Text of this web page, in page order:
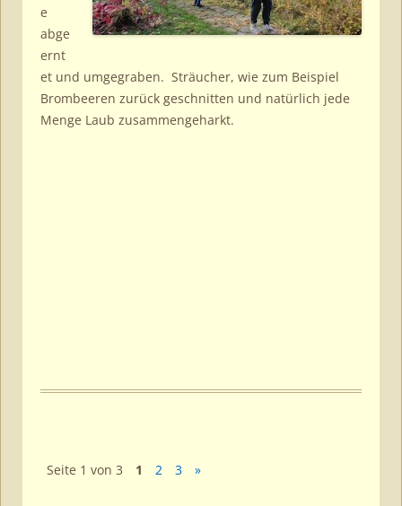
e
abge
ernt
et und umgegraben. Sträucher, wie zum Beispiel
Brombeeren zurück geschnitten und natürlich jede
Menge Laub zusammengeharkt.
Beitragsnavigation
Seite 1 von 3 1 2 3 »